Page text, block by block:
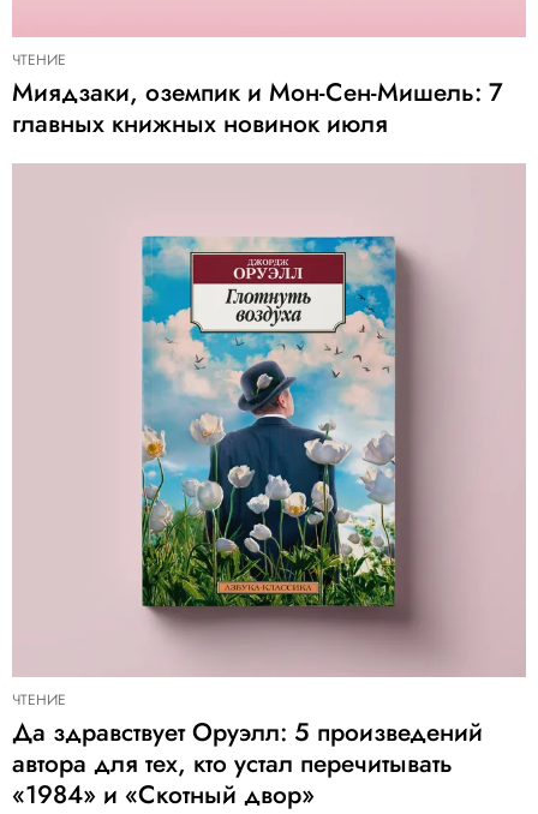
ЧТЕНИЕ
Миядзаки, оземпик и Мон-Сен-Мишель: 7
главных книжных новинок июля
ЧТЕНИЕ
Да здравствует Оруэлл: 5 произведений
автора для тех, кто устал перечитывать
«1984» и «Скотный двор»